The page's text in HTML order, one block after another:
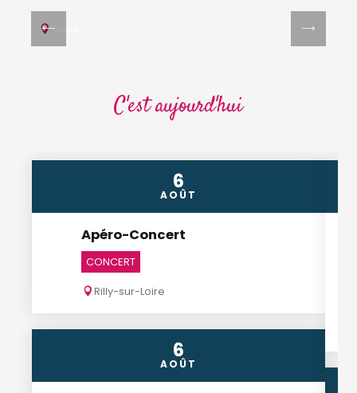
Talcy
C'est aujourd'hui
6
AOÛT
Apéro-Concert
CONCERT
Rilly-sur-Loire
6
AOÛT